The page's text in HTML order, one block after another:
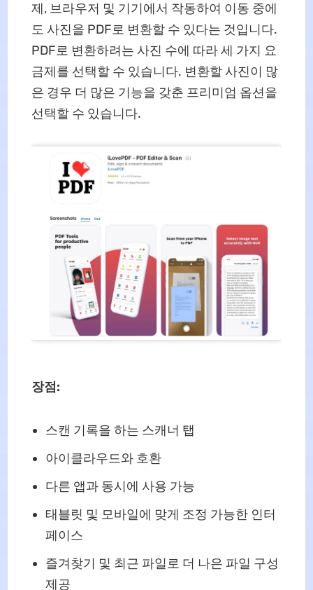
제, 브라우저 및 기기에서 작동하여 이동 중에
도 사진을 PDF로 변환할 수 있다는 것입니다.
PDF로 변환하려는 사진 수에 따라 세 가지 요
금제를 선택할 수 있습니다. 변환할 사진이 많
은 경우 더 많은 기능을 갖춘 프리미엄 옵션을
선택할 수 있습니다.
장점:
스캔 기록을 하는 스캐너 탭
아이클라우드와 호환
다른 앱과 동시에 사용 가능
태블릿 및 모바일에 맞게 조정 가능한 인터
페이스
즐겨찾기 및 최근 파일로 더 나은 파일 구성
제공